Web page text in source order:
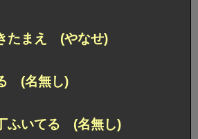
たまえ (やなせ)
(名無し)
ふいてる (名無し)